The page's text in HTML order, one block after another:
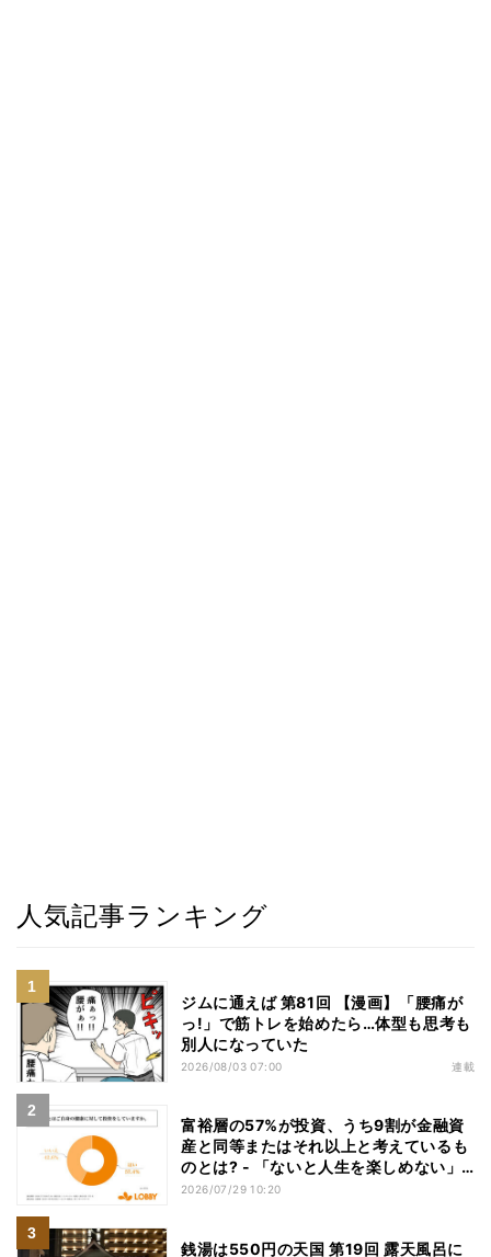
人気記事ランキング
ジムに通えば 第81回 【漫画】「腰痛が
っ!」で筋トレを始めたら…体型も思考も
別人になっていた
2026/08/03 07:00 連載
富裕層の57%が投資、うち9割が金融資
産と同等またはそれ以上と考えているも
のとは? - 「ないと人生を楽しめない」
「人生の幸福度に直結する」「一度失え
2026/07/29 10:20
銭湯は550円の天国 第19回 露天風呂に